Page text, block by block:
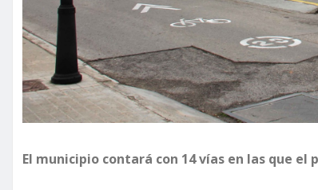
El municipio contará con 14 vías en las que